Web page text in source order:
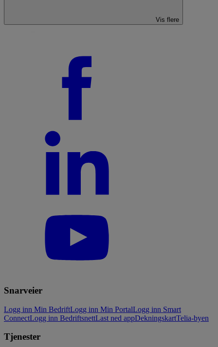
Vis flere
Snarveier
Logg inn Min BedriftLogg inn Min PortalLogg inn Smart
ConnectLogg inn BedriftsnettLast ned appDekningskartTelia-byen
Tjenester